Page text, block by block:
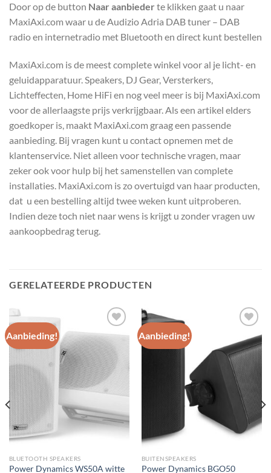
Door op de button Naar aanbieder te klikken gaat u naar
MaxiAxi.com waar u de Audizio Adria DAB tuner – DAB
radio en internetradio met Bluetooth en direct kunt bestellen
MaxiAxi.com is de meest complete winkel voor al je licht- en
geluidapparatuur. Speakers, DJ Gear, Versterkers,
Lichteffecten, Home HiFi en nog veel meer is bij MaxiAxi.com
voor de allerlaagste prijs verkrijgbaar. Als een artikel elders
goedkoper is, maakt MaxiAxi.com graag een passende
aanbieding. Bij vragen kunt u contact opnemen met de
klantenservice. Niet alleen voor technische vragen, maar
zeker ook voor hulp bij het samenstellen van complete
installaties. MaxiAxi.com is zo overtuigd van haar producten,
dat u een bestelling altijd twee weken kunt uitproberen.
Indien deze toch niet naar wens is krijgt u zonder vragen uw
aankoopbedrag terug.
GERELATEERDE PRODUCTEN
Aanbieding!
Toevoegen
aan
wenslijst
BLUETOOTH SPEAKERS
Power Dynamics WS50A witte
Aanbieding!
Toevoegen
aan
wenslijst
BUITENSPEAKERS
Power Dynamics BGO50